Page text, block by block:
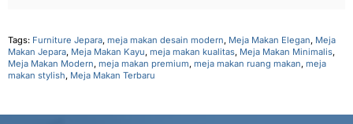
Tags: Furniture Jepara, meja makan desain modern, Meja Makan Elegan, Meja
Makan Jepara, Meja Makan Kayu, meja makan kualitas, Meja Makan Minimalis,
Meja Makan Modern, meja makan premium, meja makan ruang makan, meja
makan stylish, Meja Makan Terbaru